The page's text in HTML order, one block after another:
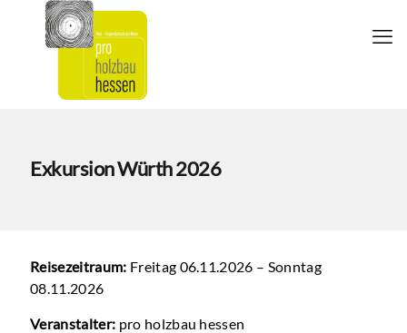
Exkursion Würth 2026
Reisezeitraum: Freitag 06.11.2026 – Sonntag
08.11.2026
Veranstalter: pro holzbau hessen